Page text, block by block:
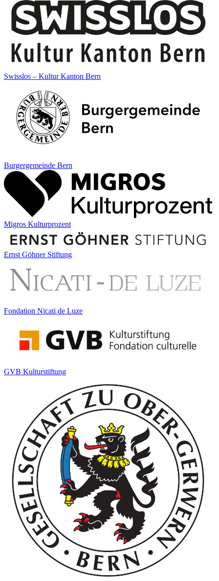
Swisslos – Kultur Kanton Bern
Burgergemeinde Bern
Migros Kulturprozent
Ernst Göhner Stiftung
Fondation Nicati de Luze
GVB Kulturstiftung